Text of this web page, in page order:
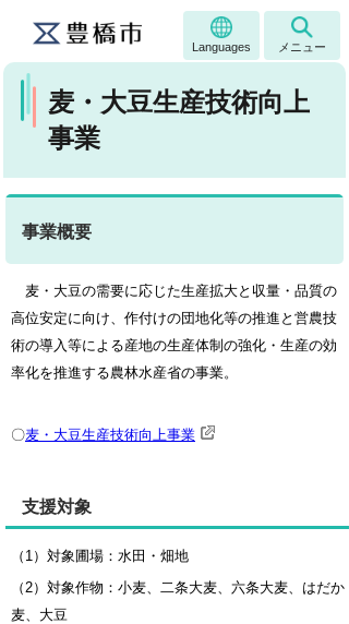
Languages メニュー
麦・大豆生産技術向上
事業
事業概要
麦・大豆の需要に応じた生産拡大と収量・品質の
高位安定に向け、作付けの団地化等の推進と営農技
術の導入等による産地の生産体制の強化・生産の効
率化を推進する農林水産省の事業。
〇麦・大豆生産技術向上事業
支援対象
（1）対象圃場：水田・畑地
（2）対象作物：小麦、二条大麦、六条大麦、はだか
麦、大豆